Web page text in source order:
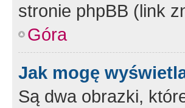
stronie phpBB (link
Góra
Jak mogę
Są dwa obrazki,